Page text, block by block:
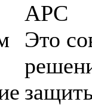
APC
Это